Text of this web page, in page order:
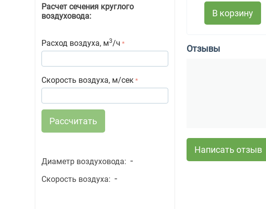
Расчет сечения круглого
воздуховода:
Расход воздуха, м3/ч
Скорость воздуха, м/сек
Рассчитать
Диаметр воздуховода: -
Скорость воздуха: -
В корзину
Отзывы
Написать отзыв